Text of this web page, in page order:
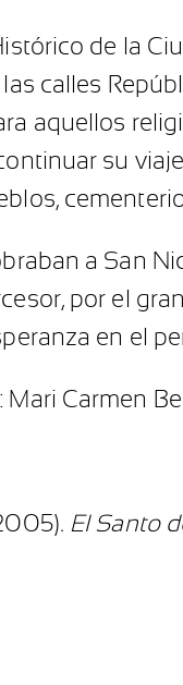
de la
calles
aquellos
su
a San
por el
en el
Mari Carmen
. El Santo